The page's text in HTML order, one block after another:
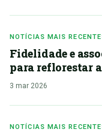
NOTÍCIAS MAIS
Fidelidade e
para reflorestar
3 mar 2026
NOTÍCIAS MAIS